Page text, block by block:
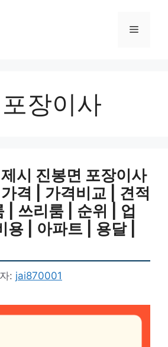
메
장이사
시 진봉면 포장이사
격 | 가격비교 | 견적
| 쓰리룸 | 순위 | 업
| 아파트 | 용달 |
: jai870001